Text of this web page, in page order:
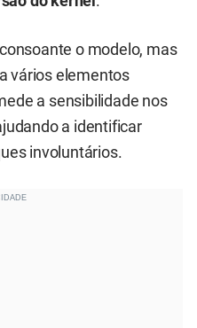
o modelo, mas
vários elementos
a sensibilidade nos
a identificar
involuntários.